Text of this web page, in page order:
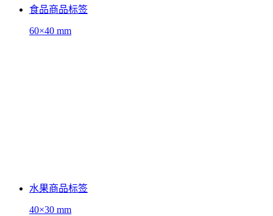
食品商品标签
60×40 mm
水果商品标签
40×30 mm